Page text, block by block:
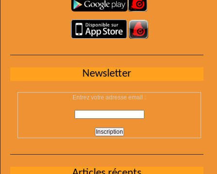
Newsletter
Entrez votre adresse email :